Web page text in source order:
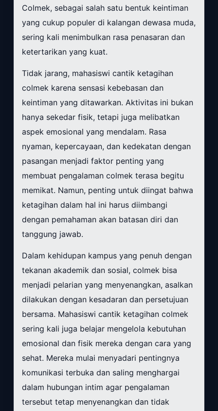
Colmek, sebagai salah satu bentuk keintiman
yang cukup populer di kalangan dewasa muda,
sering kali menimbulkan rasa penasaran dan
ketertarikan yang kuat.
Tidak jarang, mahasiswi cantik ketagihan
colmek karena sensasi kebebasan dan
keintiman yang ditawarkan. Aktivitas ini bukan
hanya sekedar fisik, tetapi juga melibatkan
aspek emosional yang mendalam. Rasa
nyaman, kepercayaan, dan kedekatan dengan
pasangan menjadi faktor penting yang
membuat pengalaman colmek terasa begitu
memikat. Namun, penting untuk diingat bahwa
ketagihan dalam hal ini harus diimbangi
dengan pemahaman akan batasan diri dan
tanggung jawab.
Dalam kehidupan kampus yang penuh dengan
tekanan akademik dan sosial, colmek bisa
menjadi pelarian yang menyenangkan, asalkan
dilakukan dengan kesadaran dan persetujuan
bersama. Mahasiswi cantik ketagihan colmek
sering kali juga belajar mengelola kebutuhan
emosional dan fisik mereka dengan cara yang
sehat. Mereka mulai menyadari pentingnya
komunikasi terbuka dan saling menghargai
dalam hubungan intim agar pengalaman
tersebut tetap menyenangkan dan tidak